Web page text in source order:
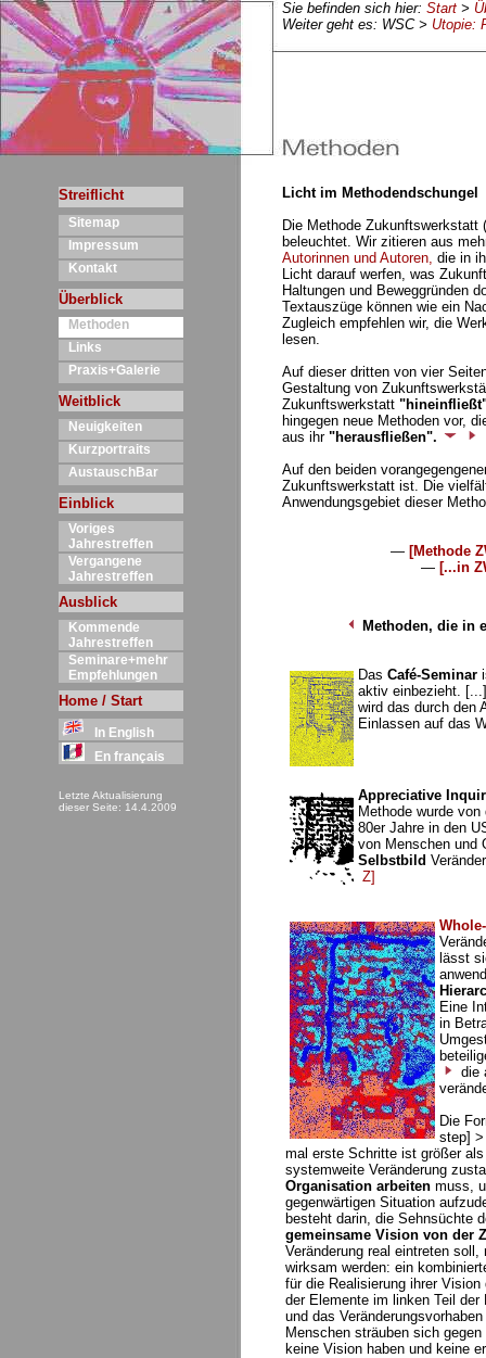
Sie befinden sich hier: Start >
Weiter geht es: WSC > Utopie:
Streiflicht
Sitemap
Impressum
Kontakt
Überblick
Methoden
Links
Praxis+Galerie
Weitblick
Neuigkeiten
Kurzportraits
AustauschBar
Einblick
Voriges
Jahrestreffen
Vergangene
Jahrestreffen
Ausblick
Kommende
Jahrestreffen
Seminare+mehr
Empfehlungen
Home / Start
In English
En français
Letzte Aktualisierung
dieser Seite: 14.4.2009
Licht im Methodendschungel
Die Methode Zukunftswerkstatt
beleuchtet. Wir zitieren aus
Autorinnen und Autoren, die in
Licht darauf werfen, was
Haltungen und Beweggründen
Textauszüge können wie ein
Zugleich empfehlen wir, die
lesen.
Auf dieser dritten von vier
Gestaltung von
Zukunftswerkstatt
hingegen neue Methoden vor,
aus ihr "herausfließen".
Auf den beiden
Zukunftswerkstatt ist. Die
Anwendungsgebiet dieser
— [Methode
— [...in
Methoden, die in
Das Café-Seminar
aktiv einbezieht.
wird das durch den
Einlassen auf das
Appreciative
Methode wurde
80er Jahre in den
von Menschen und
Selbstbild
Z]
lässt
Eine
in
die
Die
step]
mal erste Schritte ist größer
systemweite Veränderung
Organisation arbeiten muss,
gegenwärtigen Situation
besteht darin, die Sehnsüchte
gemeinsame Vision von der
Veränderung real eintreten
wirksam werden: ein
für die Realisierung ihrer
der Elemente im linken Teil
und das
Menschen sträuben sich
keine Vision haben und keine